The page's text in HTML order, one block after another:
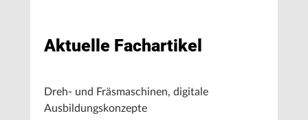
Aktuelle Fachartikel
Dreh- und Fräsmaschinen, digitale
Ausbildungskonzepte